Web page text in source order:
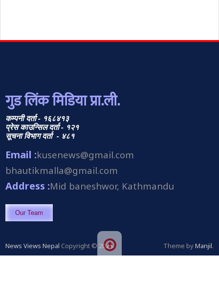
गुड लिंक मिडिया प्रा.ली.
कम्पनी दर्ता - १६८४१३
प्रेस काउन्सिल दर्ता - १२१
सूचना विभाग दर्ता - ४८१
Email :kusenews@gmail.com
bhautikmalla@gmail.com
Address :Mid baneshwor, Kathmandu
Our Team
News Views Nepal Copyright © 2026. Theme byManjil.